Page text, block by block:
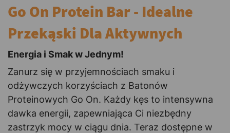
Go On Protein Bar - Idealne
Przekąski Dla Aktywnych
Energia i Smak w Jednym!
Zanurz się w przyjemnościach smaku i
odżywczych korzyściach z Batonów
Proteinowych Go On. Każdy kęs to intensywna
dawka energii, zapewniająca Ci niezbędny
zastrzyk mocy w ciągu dnia. Teraz dostępne w